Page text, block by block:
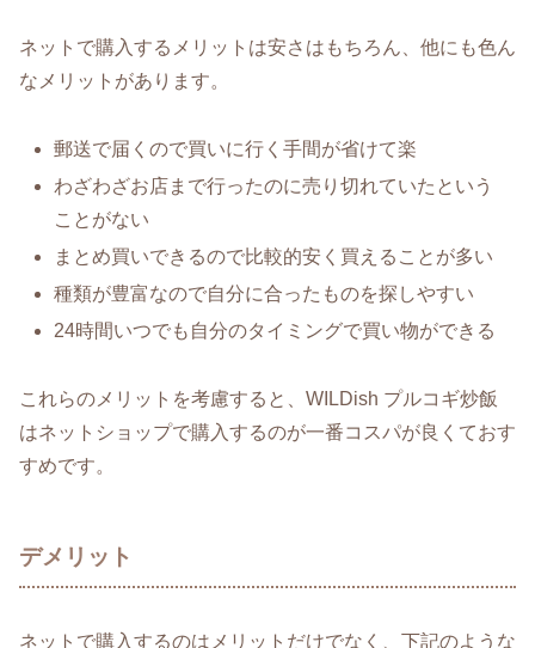
ネットで購入するメリットは安さはもちろん、他にも色ん
なメリットがあります。
郵送で届くので買いに行く手間が省けて楽
わざわざお店まで行ったのに売り切れていたという
ことがない
まとめ買いできるので比較的安く買えることが多い
種類が豊富なので自分に合ったものを探しやすい
24時間いつでも自分のタイミングで買い物ができる
これらのメリットを考慮すると、WILDish プルコギ炒飯
はネットショップで購入するのが一番コスパが良くておす
すめです。
デメリット
ネットで購入するのはメリットだけでなく、下記のような